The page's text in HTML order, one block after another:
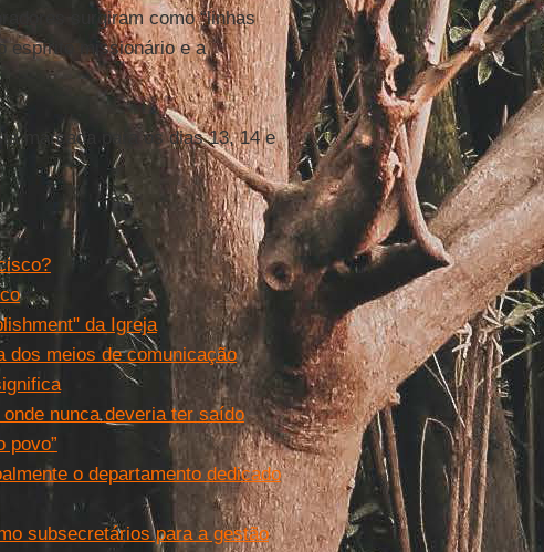
surgiram como “linhas
espírito missionário e a
marcada para os dias 13, 14 e
da Igreja
dos meios de comunicação
nunca deveria ter saído
povo”
o departamento dedicado
subsecretários para a gestão